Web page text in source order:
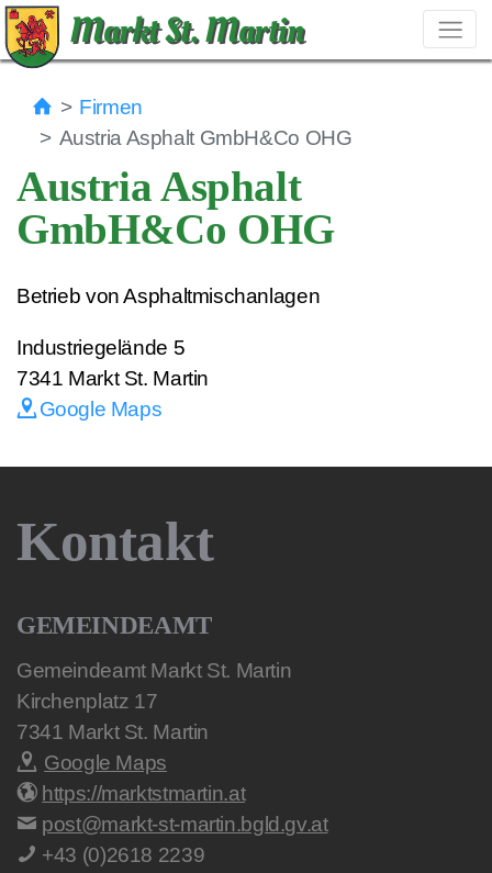
Markt St. Martin
Firmen
Austria Asphalt GmbH&Co OHG
Austria Asphalt
GmbH&Co OHG
Betrieb von Asphaltmischanlagen
Industriegelände 5
7341 Markt St. Martin
Google Maps
Kontakt
GEMEINDEAMT
Gemeindeamt Markt St. Martin
Kirchenplatz 17
7341 Markt St. Martin
Google Maps
https://marktstmartin.at
post@markt-st-martin.bgld.gv.at
+43 (0)2618 2239